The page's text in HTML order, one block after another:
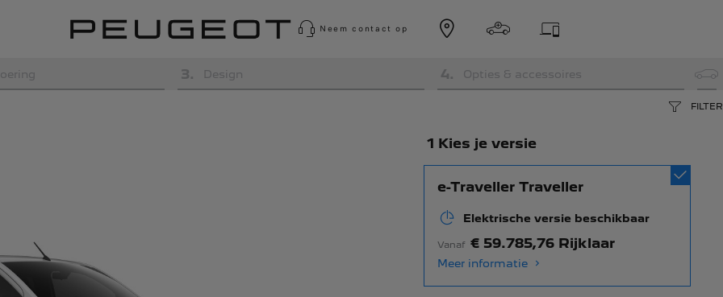
Neem contact op
3. Design 4. Opties & accessoires
FILTER
1 Kies je versie
e-Traveller Traveller
Elektrische versie beschikbaar
Vanaf € 59.785,76 Rijklaar
Meer informatie